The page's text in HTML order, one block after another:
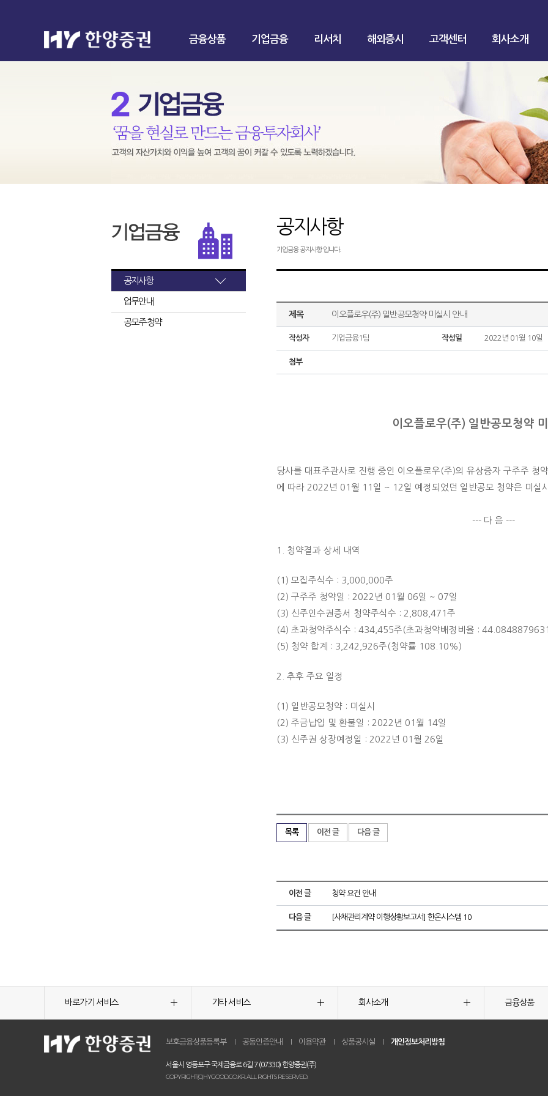
금융상품 기업금융 리서치 해외증시 고객센터 회사소개
공지사항
업무안내
공모주 청약
공지사항
기업금융 공지사항 입니다.
제목 이오플로우(주) 일반공모청약 미실시 안내
작성자 기업금융1팀 작성일 2022년 01월 10일
첨부
이오플로우(주) 일반공모청약
당사를 대표주관사로 진행 중인 이오플로우(주)의 유상증자 구주주 청
에 따라 2022년 01월 11일 ~ 12일 예정되었던 일반공모 청약은 미실
--- 다 음 ---
1. 청약결과 상세 내역
(1) 모집주식수 : 3,000,000주
(2) 구주주 청약일 : 2022년 01월 06일 ~ 07일
(3) 신주인수권증서 청약주식수 : 2,808,471주
(4) 초과청약주식수 : 434,455주(초과청약배정비율 :
(5) 청약 합계 : 3,242,926주(청약률 108.10%)
2. 추후 주요 일정
(1) 일반공모청약 : 미실시
(2) 주금납입 및 환불일 : 2022년 01월 14일
(3) 신주권 상장예정일 : 2022년 01월 26일
목록 이전 글 다음 글
이전 글 청약 요건 안내
다음 글 [사채관리계약 이행상황보고서] 한온시스템 10
바로가기 서비스 기타 서비스 회사소개 금융상품
보호금융상품등록부 공동인증안내 이용약관 상품공시실 개인정보처리방침
서울시 영등포구 국제금융로 6길 7 (07330) 한양증권(주)
COPYRIGHT(C)HYGOOD.CO.KR. ALL RIGHTS RESERVED.